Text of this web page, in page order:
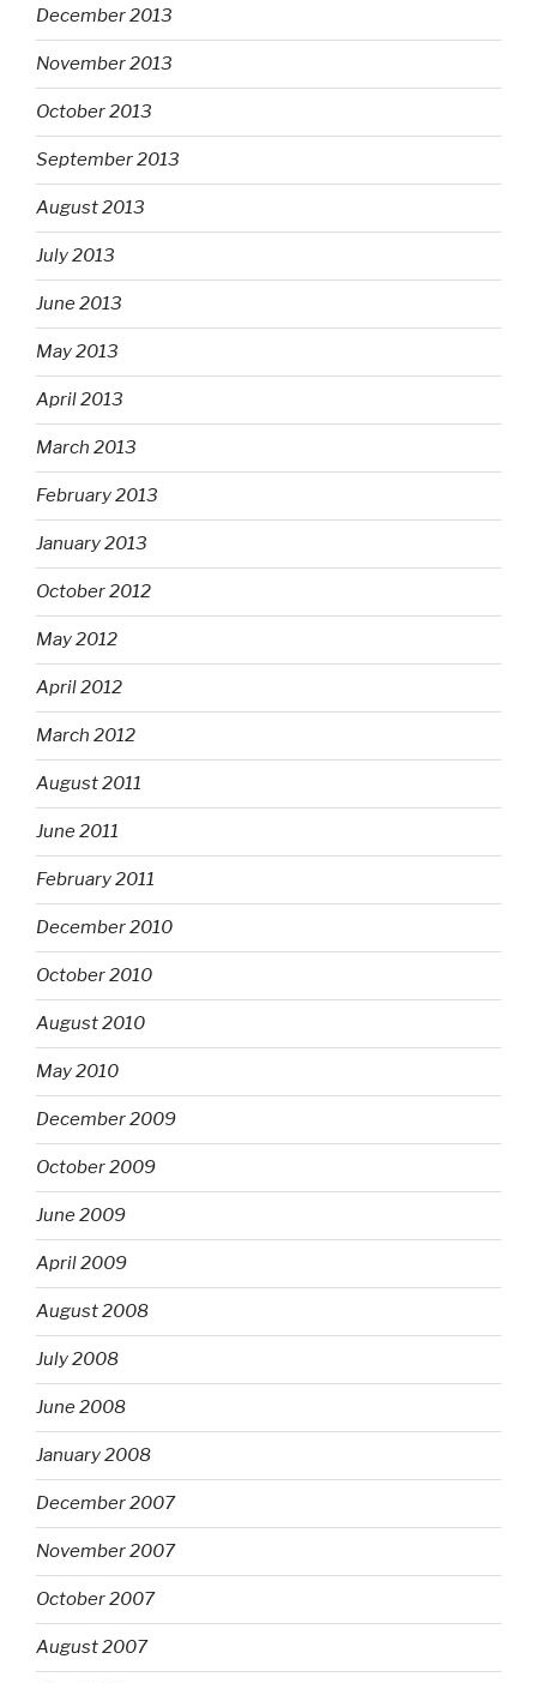
December 2013
November 2013
October 2013
September 2013
August 2013
July 2013
June 2013
May 2013
April 2013
March 2013
February 2013
January 2013
October 2012
May 2012
April 2012
March 2012
August 2011
June 2011
February 2011
December 2010
October 2010
August 2010
May 2010
December 2009
October 2009
June 2009
April 2009
August 2008
July 2008
June 2008
January 2008
December 2007
November 2007
October 2007
August 2007